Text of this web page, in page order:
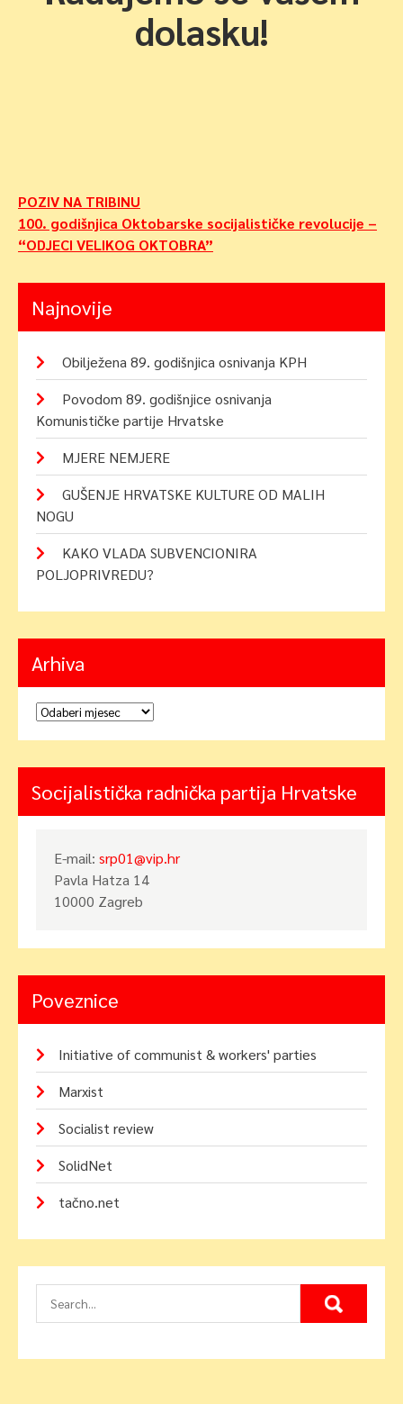
dolasku!
Navigacija
objava
POZIV NA TRIBINU
100. godišnjica Oktobarske socijalističke revolucije –
“ODJECI VELIKOG OKTOBRA”
Najnovije
Obilježena 89. godišnjica osnivanja KPH
Povodom 89. godišnjice osnivanja
Komunističke partije Hrvatske
MJERE NEMJERE
GUŠENJE HRVATSKE KULTURE OD MALIH
NOGU
KAKO VLADA SUBVENCIONIRA
POLJOPRIVREDU?
Arhiva
Arhiva
Socijalistička radnička partija Hrvatske
E-mail: srp01@vip.hr
Pavla Hatza 14
10000 Zagreb
Poveznice
Initiative of communist & workers' parties
Marxist
Socialist review
SolidNet
tačno.net